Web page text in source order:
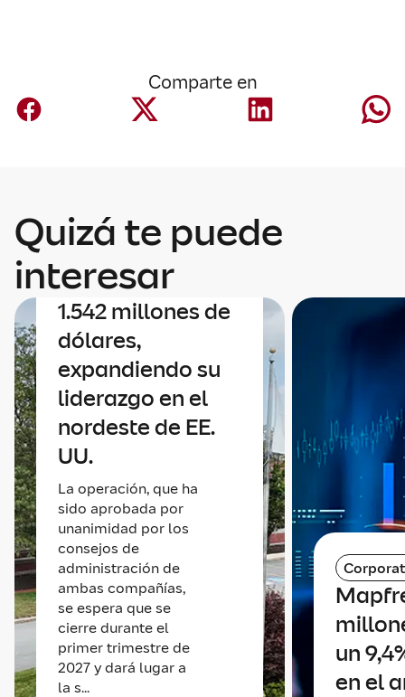
Comparte en
Quizá te puede
interesar
un acuerdo para
adquirir Safety
Insurance por
1.542 millones de
dólares,
expandiendo su
liderazgo en el
nordeste de EE.
UU.
La operación, que ha
sido aprobada por
unanimidad por los
consejos de
administración de
ambas compañías,
se espera que se
cierre durante el
primer trimestre de
2027 y dará lugar a
la s...
un
en el